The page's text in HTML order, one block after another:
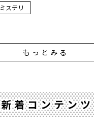
ミステリ
もっとみる
新着コンテンツ